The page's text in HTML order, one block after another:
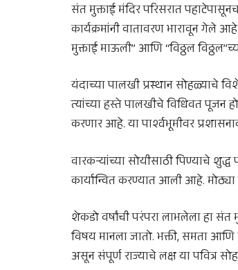
संत मुक्ताई मंदिर परिसरात
कार्यक्रमांनी वातावरण भारावून गेले
मुक्ताई माऊली” आणि “विठ्ठल
यंदाच्या पालखी प्रस्थान सोहळ्याचे
त्यांच्या हस्ते पालखीचे विधिवत पूजन
करणार आहे. या पार्श्वभूमीवर
वारकऱ्यांच्या सोयीसाठी पिण्याचे
कार्यान्वित करण्यात आली आहे. मोठ्या
शेकडो वर्षांची परंपरा लाभलेला हा संत
विषय मानला जातो. भक्ती, समता
असून संपूर्ण राज्याचे लक्ष या पवित्र